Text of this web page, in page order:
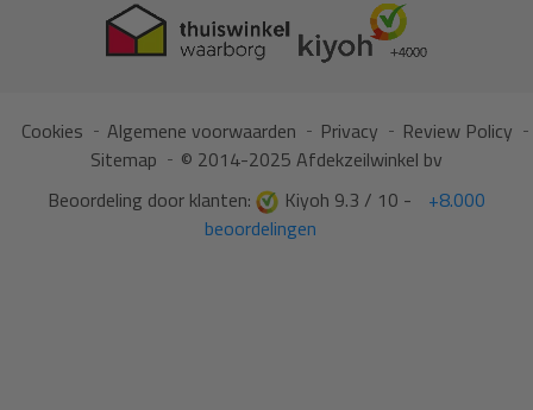
Cookies Algemene voorwaarden Privacy
Review Policy
Sitemap
© 2014-2025 Afdekzeilwinkel bv
Beoordeling door klanten:
Kiyoh 9.3 / 10 -
+8.000
beoordelingen